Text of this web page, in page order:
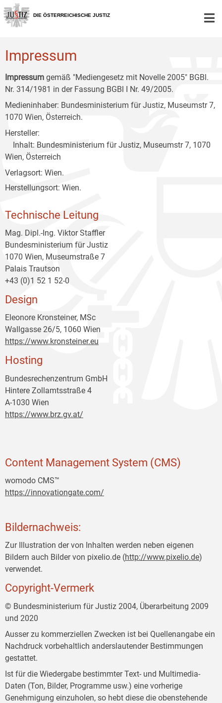
Zur
Hauptnavigation
[1]
Zum
Inhalt
[2]
Zum
Untermenü
[3]
DIE ÖSTERREICHISCHE JUSTIZ
Impressum
Impressum gemäß "Mediengesetz mit Novelle 2005" BGBl.
Nr. 314/1981 in der Fassung BGBl I Nr. 49/2005.
Medieninhaber: Bundesministerium für Justiz, Museumstr 7,
1070 Wien, Österreich.
Hersteller:
Inhalt: Bundesministerium für Justiz, Museumstr 7, 1070
Wien, Österreich
Verlagsort: Wien.
Herstellungsort: Wien.
Technische Leitung
Mag. Dipl.-Ing. Viktor Staffler
Bundesministerium für Justiz
1070 Wien, Museumstraße 7
Palais Trautson
+43 (0)1 52 1 52-0
Design
Eleonore Kronsteiner, MSc
Wallgasse 26/5, 1060 Wien
https://www.kronsteiner.eu
Hosting
Bundesrechenzentrum GmbH
Hintere Zollamtsstraße 4
A-1030 Wien
https://www.brz.gv.at/
Content Management System (CMS)
womodo CMS™
https://innovationgate.com/
Bildernachweis:
Zur Illustration der von Inhalten werden neben eigenen
Bildern auch Bilder von pixelio.de (http://www.pixelio.de)
verwendet.
Copyright-Vermerk
© Bundesministerium für Justiz 2004, Überarbeitung 2009
und 2020
Ausser zu kommerziellen Zwecken ist bei Quellenangabe ein
Nachdruck vorbehaltlich anderslautender Bestimmungen
gestattet.
Ist für die Wiedergabe bestimmter Text- und Multimedia-
Daten (Ton, Bilder, Programme usw.) eine vorherige
Genehmigung einzuholen, so hebt diese die obenstehende